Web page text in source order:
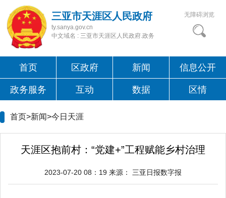
三亚市天涯区人民政府
ty.sanya.gov.cn
中文域名 : 三亚市天涯区人民政府.政务
无障碍浏览
首页 区政府 新闻 信息公开
政务服务 互动 数据 区情
首页>新闻>今日天涯
天涯区抱前村：“党建+”工程赋能乡村治理
2023-07-20 08：19 来源： 三亚日报数字报